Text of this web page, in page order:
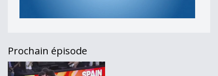
Prochain épisode
Journal du 30 juin 2025